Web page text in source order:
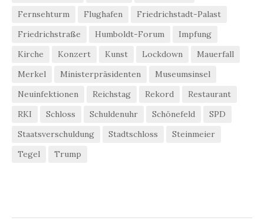
Fernsehturm
Flughafen
Friedrichstadt-Palast
Friedrichstraße
Humboldt-Forum
Impfung
Kirche
Konzert Kunst Lockdown
Mauerfall
Merkel
Ministerpräsidenten
Museumsinsel
Neuinfektionen
Reichstag Rekord
Restaurant
RKI
Schloss Schuldenuhr Schönefeld
SPD
Staatsverschuldung
Stadtschloss
Steinmeier
Tegel
Trump